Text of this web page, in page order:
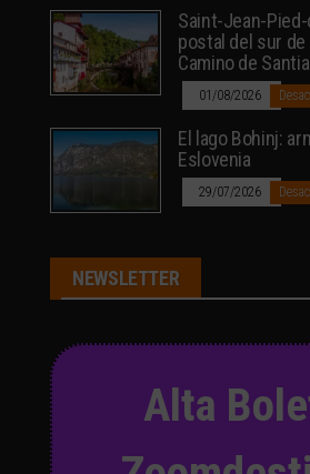
Saint-Jean-
postal del sur de
Camino de
01/08/2026
El lago Bohinj:
Eslovenia
29/07/2026
NEWSLETTER
Alta